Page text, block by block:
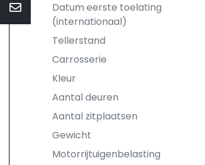
Datum eerste toelating
(internationaal)
Tellerstand
Carrosserie
Kleur
Aantal deuren
Aantal zitplaatsen
Gewicht
Motorrijtuigenbelasting